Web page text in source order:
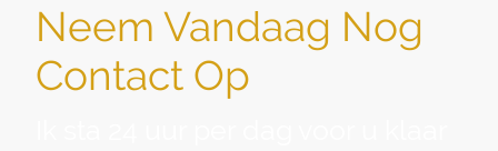
Neem Vandaag Nog
Contact Op